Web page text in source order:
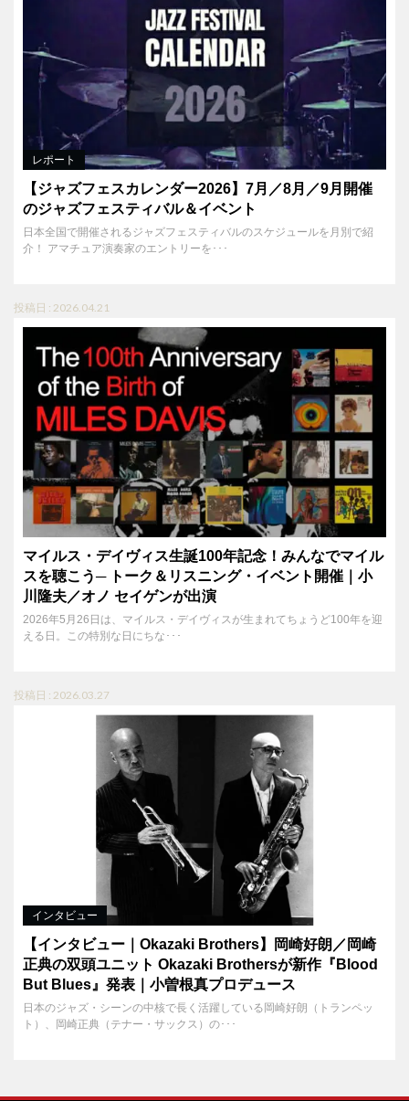
レポート
【ジャズフェスカレンダー2026】7月／8月／9月開催
のジャズフェスティバル＆イベント
日本全国で開催されるジャズフェスティバルのスケジュールを月別で紹
介！ アマチュア演奏家のエントリーを･･･
投稿日 : 2026.04.21
マイルス・デイヴィス生誕100年記念！みんなでマイル
スを聴こう─ トーク＆リスニング・イベント開催｜小
川隆夫／オノ セイゲンが出演
2026年5月26日は、マイルス・デイヴィスが生まれてちょうど100年を迎
える日。この特別な日にちな･･･
投稿日 : 2026.03.27
インタビュー
【インタビュー｜Okazaki Brothers】岡崎好朗／岡崎
正典の双頭ユニット Okazaki Brothersが新作『Blood
But Blues』発表｜小曽根真プロデュース
日本のジャズ・シーンの中核で長く活躍している岡崎好朗（トランペッ
ト）、岡崎正典（テナー・サックス）の･･･